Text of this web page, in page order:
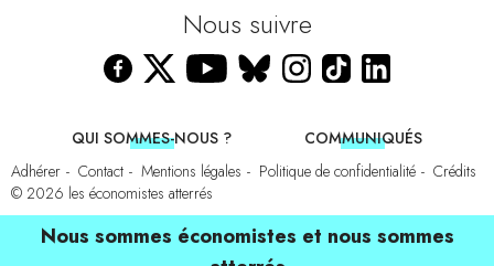
Nous suivre
QUI SOMMES-NOUS ?
COMMUNIQUÉS
Adhérer
Contact Mentions légales Politique de confidentialité
Crédits
© 2026 les économistes atterrés
Nous sommes économistes et nous sommes